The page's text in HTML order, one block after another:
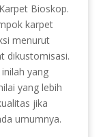
Bioskop.
karpet
menurut
dikustomisasi.
yang
yang lebih
jika
umumnya.